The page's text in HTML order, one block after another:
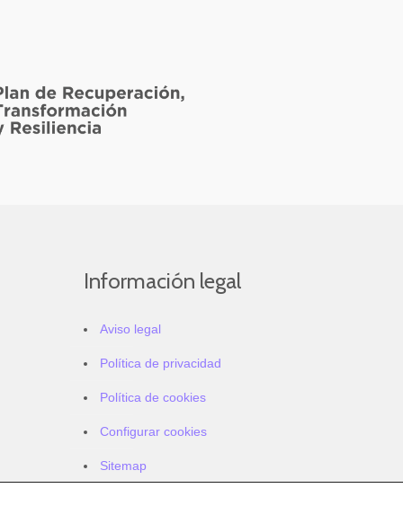
Información legal
Aviso legal
Política de privacidad
Política de cookies
Configurar cookies
Sitemap